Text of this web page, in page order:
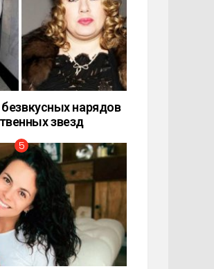
нарядов
звезд